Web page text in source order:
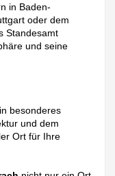
in Baden-
oder dem
Standesamt
und seine
besonderes
und dem
Ort für Ihre